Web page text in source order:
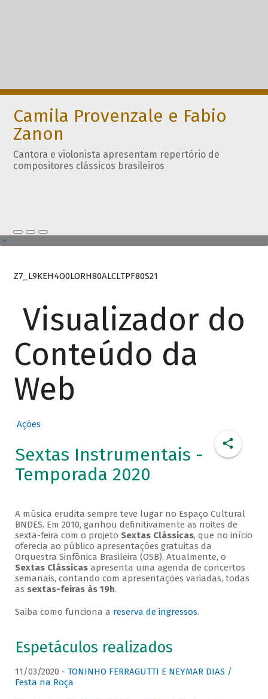
Camila Provenzale e Fabio
Zanon
Cantora e violonista apresentam repertório de
compositores clássicos brasileiros
Z7_L9KEH4O0LORH80ALCLTPF80S21
Visualizador do
Conteúdo da
Web
Ações
Sextas Instrumentais -
Temporada 2020
A música erudita sempre teve lugar no Espaço Cultural
BNDES. Em 2010, ganhou definitivamente as noites de
sexta-feira com o projeto Sextas Clássicas, que no início
oferecia ao público apresentações gratuitas da
Orquestra Sinfônica Brasileira (OSB). Atualmente, o
Sextas Clássicasapresenta uma agenda de concertos
semanais, contando com apresentações variadas, todas
as sextas-feiras às 19h.
Saiba como funciona a reserva de ingressos.
Espetáculos realizados
11/03/2020 - TONINHO FERRAGUTTI E NEYMAR DIAS /
Festa na Roça